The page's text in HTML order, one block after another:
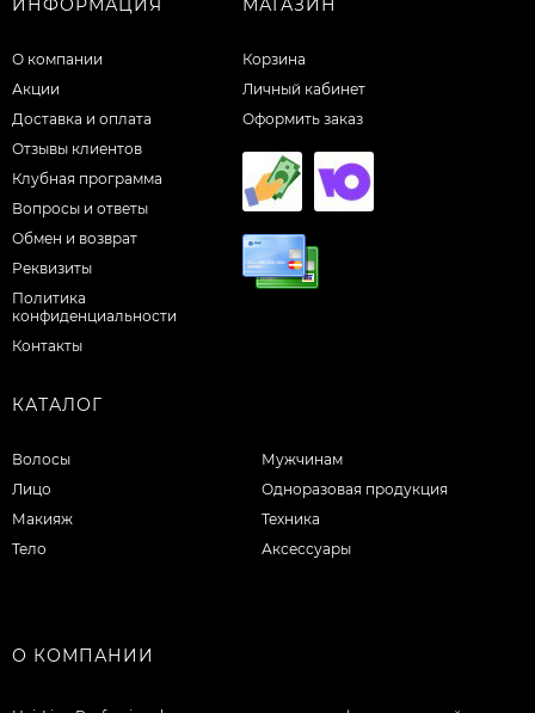
ИНФОРМАЦИЯ
О компании
Акции
Доставка и оплата
Отзывы клиентов
Клубная программа
Вопросы и ответы
Обмен и возврат
Реквизиты
Политика
конфиденциальности
Контакты
МАГАЗИН
Корзина
Личный кабинет
Оформить заказ
КАТАЛОГ
Волосы
Лицо
Макияж
Тело
Мужчинам
Одноразовая продукция
Техника
Аксессуары
О КОМПАНИИ